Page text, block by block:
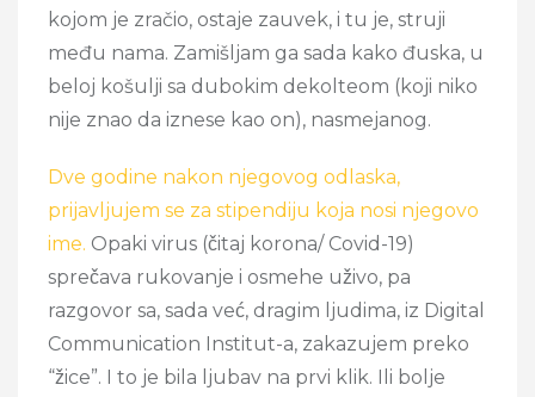
kojom je zračio, ostaje zauvek, i tu je, struji
među nama. Zamišljam ga sada kako đuska, u
beloj košulji sa dubokim dekolteom (koji niko
nije znao da iznese kao on), nasmejanog.
Dve godine nakon njegovog odlaska,
prijavljujem se za stipendiju koja nosi njegovo
ime. Opaki virus (čitaj korona/ Covid-19)
sprečava rukovanje i osmehe uživo, pa
razgovor sa, sada već, dragim ljudima, iz Digital
Communication Institut-a, zakazujem preko
“žice”. I to je bila ljubav na prvi klik. Ili bolje